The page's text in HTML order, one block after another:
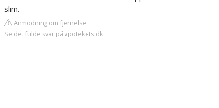
slim.
Anmodning om fjernelse
Se det fulde svar på apotekets.dk